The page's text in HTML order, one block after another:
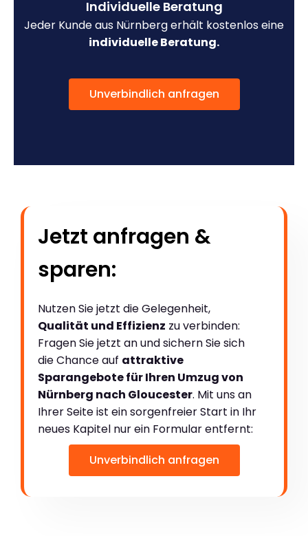
Individuelle Beratung
Jeder Kunde aus Nürnberg erhält kostenlos eine
individuelle Beratung.
Unverbindlich anfragen
Jetzt anfragen &
sparen:
Nutzen Sie jetzt die Gelegenheit,
Qualität und Effizienz zu verbinden:
Fragen Sie jetzt an und sichern Sie sich
die Chance auf attraktive
Sparangebote für Ihren Umzug von
Nürnberg nach Gloucester. Mit uns an
Ihrer Seite ist ein sorgenfreier Start in Ihr
neues Kapitel nur ein Formular entfernt:
Unverbindlich anfragen